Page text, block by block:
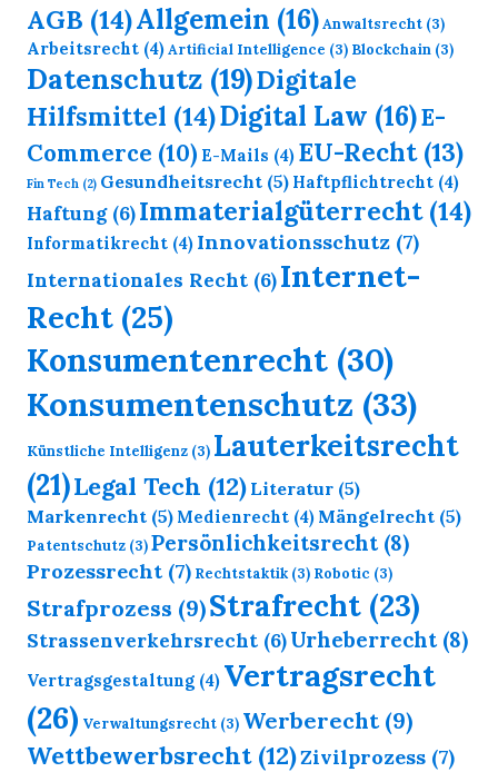
AGB (14)Allgemein (16)Anwaltsrecht (3)
Arbeitsrecht (4)Artificial Intelligence (3) Blockchain (3)
Datenschutz (19)Digitale
Hilfsmittel (14)Digital Law (16)E-
Commerce (10) E-Mails (4) EU-Recht(13)
Fin Tech (2) Gesundheitsrecht (5) Haftpflichtrecht (4)
Haftung(6)Immaterialgüterrecht(14)
Informatikrecht (4) Innovationsschutz (7)
Internationales Recht (6)Internet-
Recht (25)
Konsumentenrecht (30)
Konsumentenschutz (33)
Künstliche Intelligenz (3) Lauterkeitsrecht
(21)Legal Tech (12) Literatur (5)
Markenrecht (5) Medienrecht (4) Mängelrecht (5)
Patentschutz (3)Persönlichkeitsrecht(8)
Prozessrecht (7) Rechtstaktik(3) Robotic (3)
Strafprozess (9)Strafrecht (23)
Strassenverkehrsrecht (6)Urheberrecht(8)
Vertragsgestaltung (4) Vertragsrecht
(26) Verwaltungsrecht (3) Werberecht(9)
Wettbewerbsrecht(12)Zivilprozess (7)